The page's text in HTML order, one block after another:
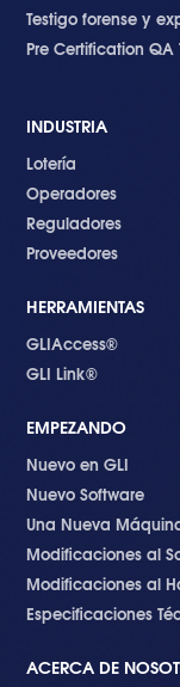
Testigo forense y
Pre Certification QA
INDUSTRIA
Lotería
Operadores
Reguladores
Proveedores
HERRAMIENTAS
GLIAccess®
GLI Link®
EMPEZANDO
Nuevo en GLI
Nuevo Software
Una Nueva
Modificaciones al
Modificaciones al
Especificaciones
ACERCA DE